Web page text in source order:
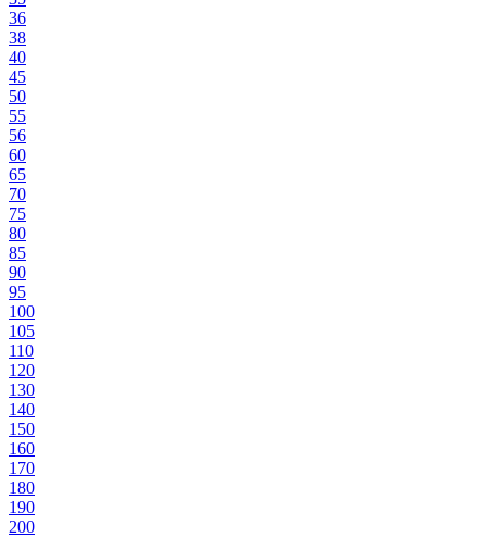
36
38
40
45
50
55
56
60
65
70
75
80
85
90
95
100
105
110
120
130
140
150
160
170
180
190
200